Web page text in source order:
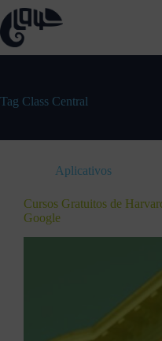
Tag Class Central
Aplicativos
Cursos Gratuitos de
Google